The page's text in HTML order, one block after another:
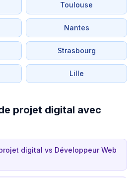
Toulouse
Nantes
Strasbourg
Lille
projet digital avec
digital vs Développeur Web